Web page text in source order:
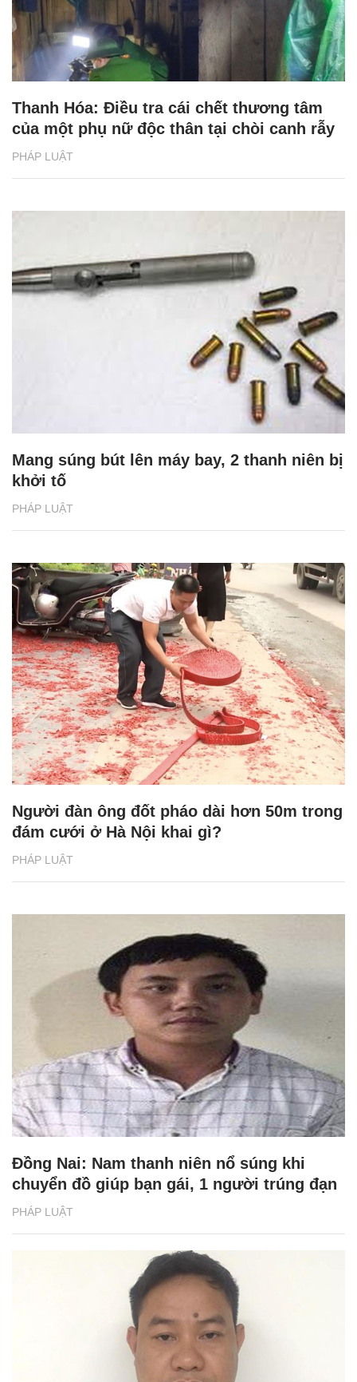
PHÁP LUẬT
Thanh Hóa: Điều tra cái chết thương tâm
của một phụ nữ độc thân tại chòi canh rẫy
PHÁP LUẬT
Mang súng bút lên máy bay, 2 thanh niên bị
khởi tố
PHÁP LUẬT
Người đàn ông đốt pháo dài hơn 50m trong
đám cưới ở Hà Nội khai gì?
PHÁP LUẬT
Đồng Nai: Nam thanh niên nổ súng khi
chuyển đồ giúp bạn gái, 1 người trúng đạn